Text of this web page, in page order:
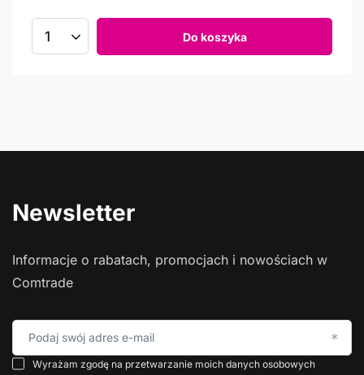
Do koszyka
Newsletter
Informacje o rabatach, promocjach i nowościach w
Comtrade
Podaj swój adres e-mail
Wyrażam zgodę na przetwarzanie moich danych osobowych